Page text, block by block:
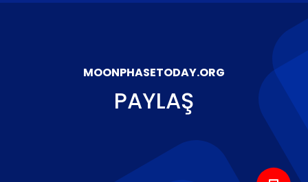
MOONPHASETODAY.ORG
PAYLAŞ